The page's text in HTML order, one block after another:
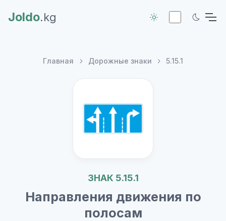
Joldo.kg
Главная Дорожные знаки 5.15.1
ЗНАК 5.15.1
Направления движения по
полосам